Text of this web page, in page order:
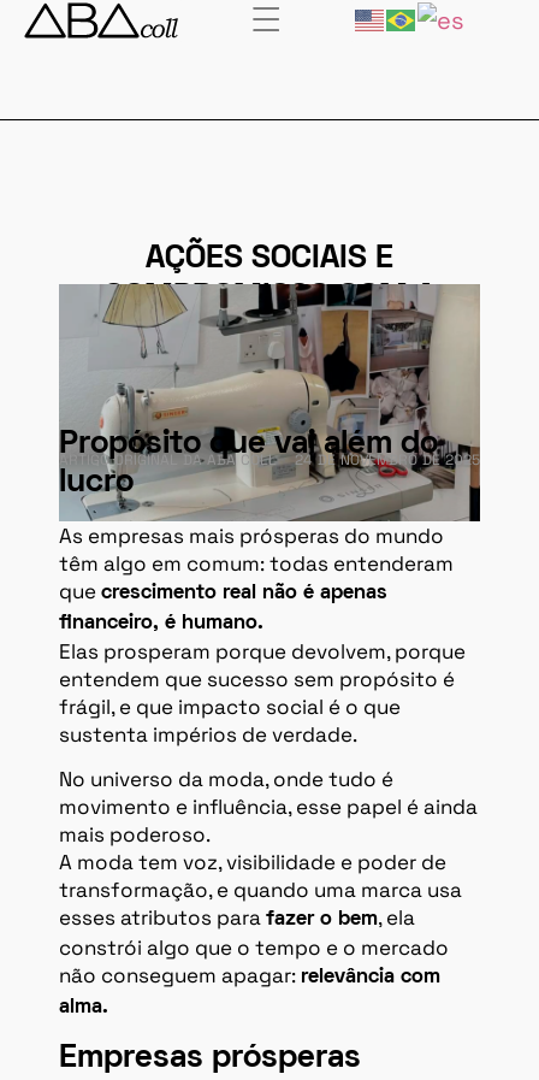
AÇÕES SOCIAIS E
COMPROMISSO COM A
SOCIEDADE
ARTIGO ORIGINAL DA ABA COLL 24 DE NOVEMBRO DE 2025
Propósito que vai além do
lucro
As empresas mais prósperas do mundo
têm algo em comum: todas entenderam
que crescimento real não é apenas
financeiro, é humano.
Elas prosperam porque devolvem, porque
entendem que sucesso sem propósito é
frágil, e que impacto social é o que
sustenta impérios de verdade.
No universo da moda, onde tudo é
movimento e influência, esse papel é ainda
mais poderoso.
A moda tem voz, visibilidade e poder de
transformação, e quando uma marca usa
esses atributos para fazer o bem, ela
constrói algo que o tempo e o mercado
não conseguem apagar: relevância com
alma.
Empresas prósperas